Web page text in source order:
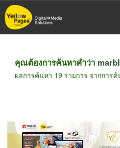
ข้าม
ไป
คุณต้องการค้นหาคำว่า
ผลการค้นหา 19 รายการ จากการ
ขายส่ง ขายปลีก ผู้ผ